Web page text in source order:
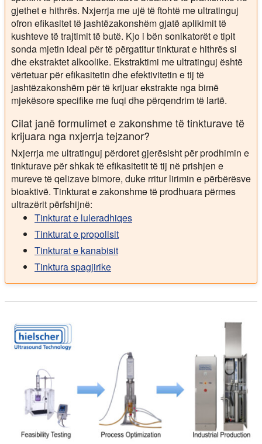
gjethet e hithrës. Nxjerrja me ujë të ftohtë me ultratinguj
ofron efikasitet të jashtëzakonshëm gjatë aplikimit të
kushteve të trajtimit të butë. Kjo i bën sonikatorët e tipit
sonda mjetin ideal për të përgatitur tinkturat e hithrës si
dhe ekstraktet alkoolike. Ekstraktimi me ultratinguj është
vërtetuar për efikasitetin dhe efektivitetin e tij të
jashtëzakonshëm për të krijuar ekstrakte nga bimë
mjekësore specifike me fuqi dhe përqendrim të lartë.
Cilat janë formulimet e zakonshme të tinkturave të
krijuara nga nxjerrja tejzanor?
Nxjerrja me ultratinguj përdoret gjerësisht për prodhimin e
tinkturave për shkak të efikasitetit të tij në prishjen e
mureve të qelizave bimore, duke rritur lirimin e përbërësve
bioaktivë. Tinkturat e zakonshme të prodhuara përmes
ultrazërit përfshijnë:
Tinkturat e luleradhiqes
Tinkturat e propolisit
Tinkturat e kanabisit
Tinktura spagjirike